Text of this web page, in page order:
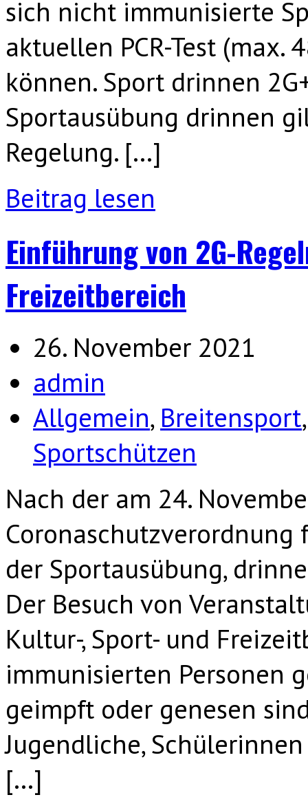
sich nicht immunisierte
aktuellen PCR-Test (max.
können. Sport drinnen
Sportausübung drinnen
Regelung. […]
Beitrag lesen
Einführung von 2G-
Freizeitbereich
26. November 2021
admin
Allgemein, Breitensport
Sportschützen
Nach der am 24.
der Sportausübung,
Der Besuch von
Kultur-, Sport- und
immunisierten Personen
geimpft oder genesen
Jugendliche,
[…]